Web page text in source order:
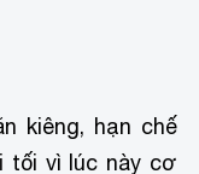
kiêng, hạn chế
tối vì lúc này cơ